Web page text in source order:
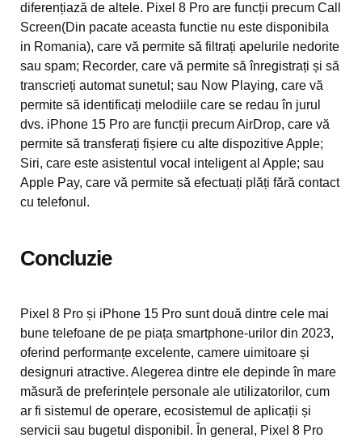
diferențiază de altele. Pixel 8 Pro are funcții precum Call
Screen(Din pacate aceasta functie nu este disponibila
in Romania), care vă permite să filtrați apelurile nedorite
sau spam; Recorder, care vă permite să înregistrați și să
transcrieți automat sunetul; sau Now Playing, care vă
permite să identificați melodiile care se redau în jurul
dvs. iPhone 15 Pro are funcții precum AirDrop, care vă
permite să transferați fișiere cu alte dispozitive Apple;
Siri, care este asistentul vocal inteligent al Apple; sau
Apple Pay, care vă permite să efectuați plăți fără contact
cu telefonul.
Concluzie
Pixel 8 Pro și iPhone 15 Pro sunt două dintre cele mai
bune telefoane de pe piața smartphone-urilor din 2023,
oferind performanțe excelente, camere uimitoare și
designuri atractive. Alegerea dintre ele depinde în mare
măsură de preferințele personale ale utilizatorilor, cum
ar fi sistemul de operare, ecosistemul de aplicații și
servicii sau bugetul disponibil. În general, Pixel 8 Pro